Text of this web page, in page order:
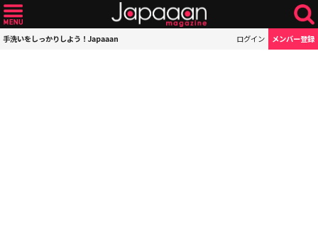
手洗いをしっかりしよう！Japaaan ログイン メンバー登録